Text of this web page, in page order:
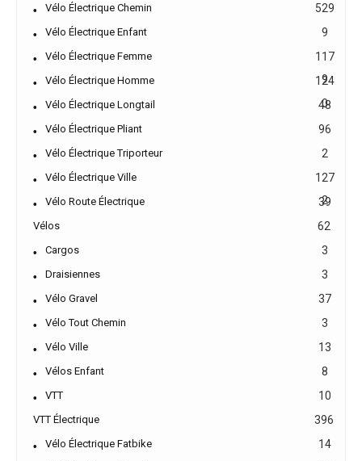
Vélo Électrique Chemin 529
Vélo Électrique Enfant 9
Vélo Électrique Femme
117
9
Vélo Électrique Homme
124
0
Vélo Électrique Longtail 48
Vélo Électrique Pliant 96
Vélo Électrique Triporteur 2
Vélo Électrique Ville
127
2
Vélo Route Électrique 39
Vélos 62
Cargos 3
Draisiennes 3
Vélo Gravel 37
Vélo Tout Chemin 3
Vélo Ville 13
Vélos Enfant 8
VTT 10
VTT Électrique 396
Vélo Électrique Fatbike 14